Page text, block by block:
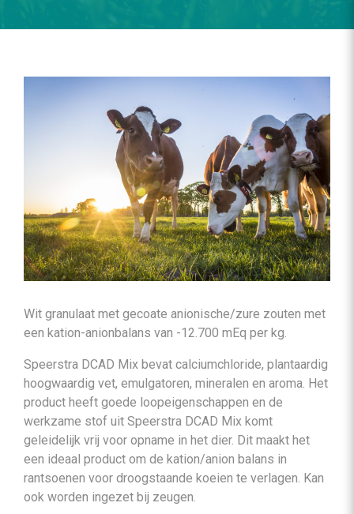
Wit granulaat met gecoate anionische/zure zouten met
een kation-anionbalans van -12.700 mEq per kg.
Speerstra DCAD Mix bevat calciumchloride, plantaardig
hoogwaardig vet, emulgatoren, mineralen en aroma. Het
product heeft goede loopeigenschappen en de
werkzame stof uit Speerstra DCAD Mix komt
geleidelijk vrij voor opname in het dier. Dit maakt het
een ideaal product om de kation/anion balans in
rantsoenen voor droogstaande koeien te verlagen. Kan
ook worden ingezet bij zeugen.